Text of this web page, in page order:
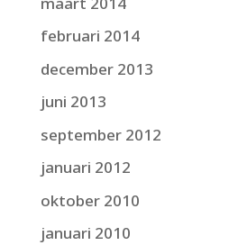
februari 2014
december 2013
juni 2013
september 2012
januari 2012
oktober 2010
januari 2010